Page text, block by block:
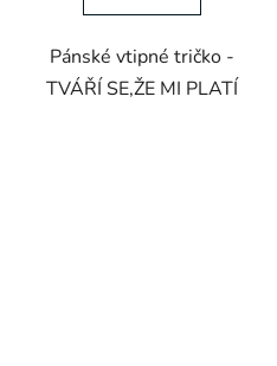
Pánské vtipné tričko -
TVÁŘÍ SE,ŽE MI PLATÍ